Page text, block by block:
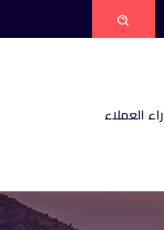
العملاء